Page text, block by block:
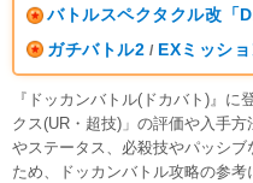
バトルスペクタクル改「
ガチバトル2 / EXミッシ
『ドッカンバトル(ドカバト)』
クス(UR・超技)」の評価や入手
やステータス、必殺技やパッシ
ため、ドッカンバトル攻略の参考